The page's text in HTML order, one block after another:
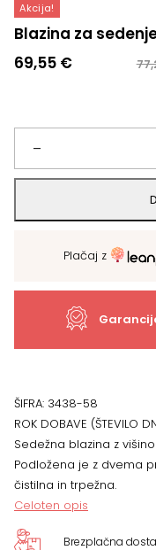
Akcija!
Blazina za
Izvirna
bila:
77,27 €.
69,55 €
Trenutna
69,55 €.
–
Blazina
za
sedenje
Plačaj z
ŠIFRA: 3438-58
ROK DOBAVE (ŠTEVILO
Sedežna blazina z
Podložena je z dvema
čistilna in trpežna.
Celoten opis
Brezplačna